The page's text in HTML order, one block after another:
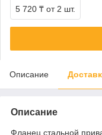
5 720 ₸ от 2 шт.
Описание
Описание
Фланец стальной